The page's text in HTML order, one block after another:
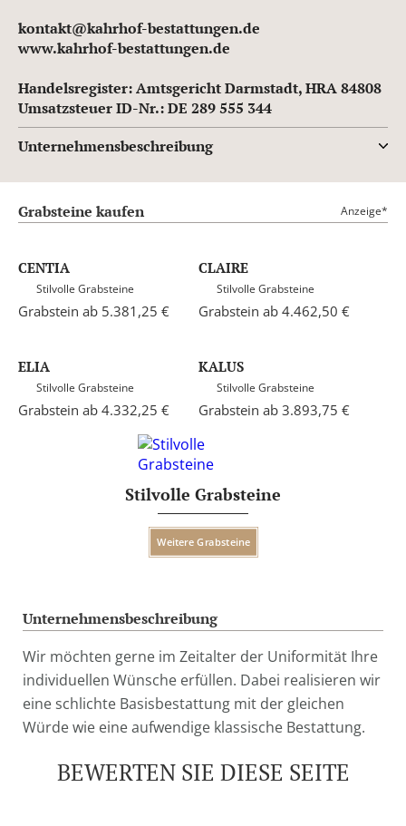
kontakt@kahrhof-bestattungen.de
www.kahrhof-bestattungen.de
Handelsregister: Amtsgericht Darmstadt, HRA 84808
Umsatzsteuer ID-Nr.: DE 289 555 344
Unternehmensbeschreibung
Grabsteine kaufen Anzeige*
Stilvolle Grabsteine
Weitere Grabsteine
CENTIA
Stilvolle Grabsteine
Grabstein ab 5.381,25 €
CLAIRE
Stilvolle Grabsteine
Grabstein ab 4.462,50 €
ELIA
Stilvolle Grabsteine
Grabstein ab 4.332,25 €
KALUS
Stilvolle Grabsteine
Grabstein ab 3.893,75 €
Unternehmensbeschreibung
Wir möchten gerne im Zeitalter der Uniformität Ihre
individuellen Wünsche erfüllen. Dabei realisieren wir
eine schlichte Basisbestattung mit der gleichen
Würde wie eine aufwendige klassische Bestattung.
BEWERTEN SIE DIESE SEITE